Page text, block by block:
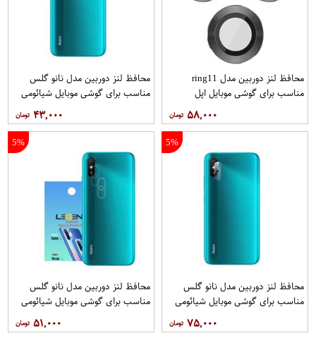
محافظ لنز دوربین مدل ring11
مناسب برای گوشی موبایل اپل
۵۸,۰۰۰
محافظ لنز دوربین مدل نانو گلس
مناسب برای گوشی موبایل شیائومی
۴۳,۰۰۰
5%
محافظ لنز دوربین مدل نانو گلس
مناسب برای گوشی موبایل شیائومی
۷۵,۰۰۰
5%
محافظ لنز دوربین مدل نانو گلس
مناسب برای گوشی موبایل شیائومی
۵۱,۰۰۰